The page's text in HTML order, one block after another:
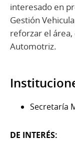
interesado en
Gestión
reforzar el
Automotriz.
Secretaría
DE INTERÉS: